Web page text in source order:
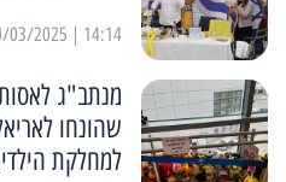
14:14 | 30/03/2025
מנתב"ג
שהונחו
למחלקת